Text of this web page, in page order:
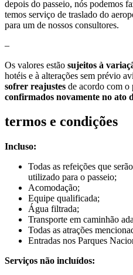
depois do passeio, nós podemos
temos serviço de traslado do
para um de nossos consultores.
–
Os valores estão sujeitos à
hotéis e à alterações sem prévio
sofrer reajustes de acordo com o
confirmados novamente no ato
termos e condições
Incluso:
Todas as refeições que
utilizado para o passeio;
Acomodação;
Equipe qualificada;
Água filtrada;
Transporte em caminhão
Todas as atrações
Entradas nos Parques
Serviços não incluídos: